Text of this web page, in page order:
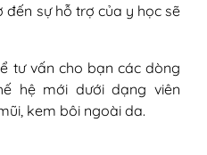
đến sự hỗ trợ của y học sẽ
tư vấn cho bạn các dòng
hệ mới dưới dạng viên
kem bôi ngoài da.